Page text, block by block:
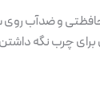
و ضدآب روی
چرب نگه